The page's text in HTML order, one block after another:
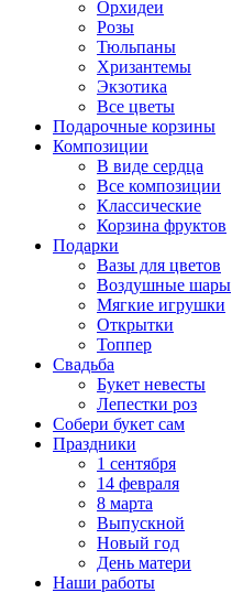
Орхидеи
Розы
Тюльпаны
Хризантемы
Экзотика
Все цветы
Подарочные корзины
Композиции
В виде сердца
Все композиции
Классические
Корзина фруктов
Подарки
Вазы для цветов
Воздушные шары
Мягкие игрушки
Открытки
Топпер
Свадьба
Букет невесты
Лепестки роз
Собери букет сам
Праздники
1 сентября
14 февраля
8 марта
Выпускной
Новый год
День матери
Наши работы